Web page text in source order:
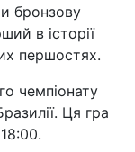
бронзову
в історії
першостях.
чемпіонату
Ця гра